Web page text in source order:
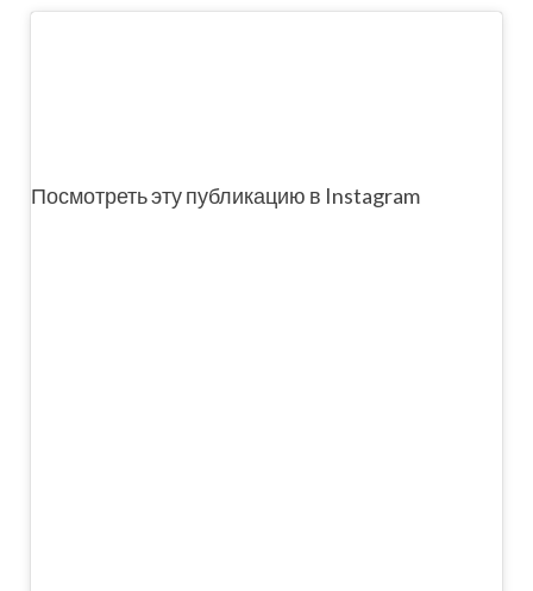
Посмотреть эту публикацию в Instagram